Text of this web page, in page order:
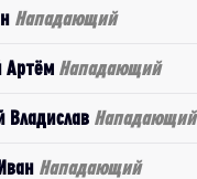
Нападающий
Артём Нападающий
Владислав Нападающий
Нападающий